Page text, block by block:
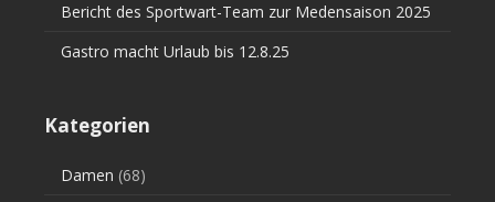
Bericht des Sportwart-Team zur Medensaison 2025
Gastro macht Urlaub bis 12.8.25
Kategorien
Damen (68)